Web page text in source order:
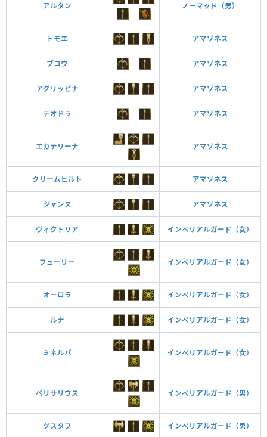
アルタン ノーマッド（男）
トモエ アマゾネス
ブコウ アマゾネス
アグリッピナ アマゾネス
テオドラ アマゾネス
エカテリーナ アマゾネス
クリームヒルト アマゾネス
ジャンヌ アマゾネス
ヴィクトリア インペリアルガード（女）
フューリー インペリアルガード（女）
オーロラ インペリアルガード（女）
ルナ インペリアルガード（女）
ミネルバ インペリアルガード（女）
ベリサリウス インペリアルガード（男）
グスタフ インペリアルガード（男）